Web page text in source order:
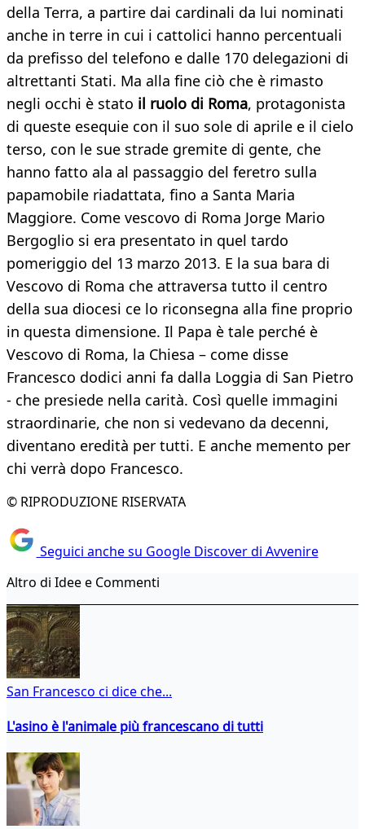
della Terra, a partire dai cardinali da lui nominati
anche in terre in cui i cattolici hanno percentuali
da prefisso del telefono e dalle 170 delegazioni di
altrettanti Stati. Ma alla fine ciò che è rimasto
negli occhi è stato il ruolo di Roma, protagonista
di queste esequie con il suo sole di aprile e il cielo
terso, con le sue strade gremite di gente, che
hanno fatto ala al passaggio del feretro sulla
papamobile riadattata, fino a Santa Maria
Maggiore. Come vescovo di Roma Jorge Mario
Bergoglio si era presentato in quel tardo
pomeriggio del 13 marzo 2013. E la sua bara di
Vescovo di Roma che attraversa tutto il centro
della sua diocesi ce lo riconsegna alla fine proprio
in questa dimensione. Il Papa è tale perché è
Vescovo di Roma, la Chiesa – come disse
Francesco dodici anni fa dalla Loggia di San Pietro
- che presiede nella carità. Così quelle immagini
straordinarie, che non si vedevano da decenni,
diventano eredità per tutti. E anche memento per
chi verrà dopo Francesco.
© RIPRODUZIONE RISERVATA
Seguici anche su Google Discover di Avvenire
Altro di Idee e Commenti
San Francesco ci dice che...
L'asino è l'animale più francescano di tutti